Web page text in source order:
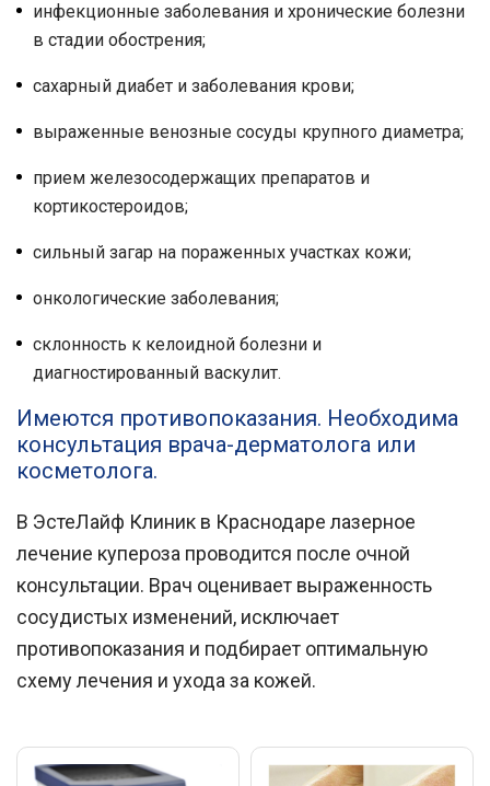
инфекционные заболевания и хронические болезни
в стадии обострения;
сахарный диабет и заболевания крови;
выраженные венозные сосуды крупного диаметра;
прием железосодержащих препаратов и
кортикостероидов;
сильный загар на пораженных участках кожи;
онкологические заболевания;
склонность к келоидной болезни и
диагностированный васкулит.
Имеются противопоказания. Необходима
консультация врача-дерматолога или
косметолога.
В ЭстеЛайф Клиник в Краснодаре лазерное
лечение купероза проводится после очной
консультации. Врач оценивает выраженность
сосудистых изменений, исключает
противопоказания и подбирает оптимальную
схему лечения и ухода за кожей.